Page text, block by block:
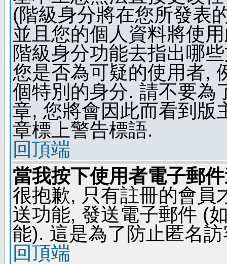
(階級身分將在您所發表
並且您的個人資料將使
階級身分功能去指出哪
您是否為可疑的使用者,
個特別的身分. 請不要為
章, 您將會因此而看到版
章標上警告標語.
回頂端
當我按下使用者電子郵
很抱歉, 只有註冊的會員
送功能, 發送電子郵件 (
能). 這是為了防止匿名
回頂端